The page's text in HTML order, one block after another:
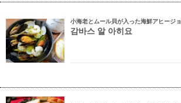
小海老とムール貝が入った海鮮アヒージョ
감바스 알 아히요